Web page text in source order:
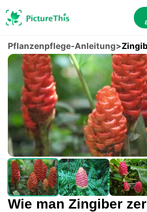
Pflanzenpflege-Anleitung>
Wie man Zingiber